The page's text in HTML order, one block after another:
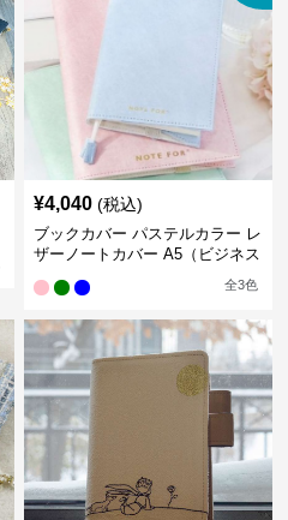
¥4,040 (税込)
ブックカバー パステルカラー レ
ザーノートカバー A5（ビジネス
全3色